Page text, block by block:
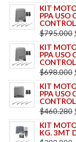
KIT
PPA USO
$795.000
KIT
PPA USO
$698.000
KIT
PPA USO
$460.280
KIT
KG. 3MT